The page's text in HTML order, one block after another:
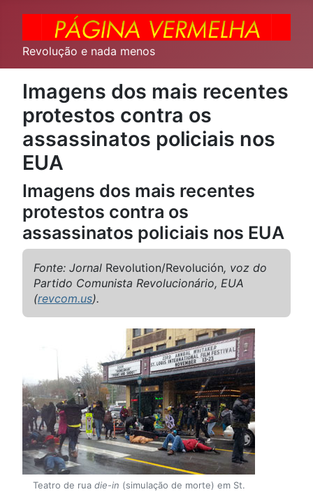
Revolução e nada menos
Imagens dos mais recentes
protestos contra os
assassinatos policiais nos
EUA
Imagens dos mais recentes
protestos contra os
assassinatos policiais nos EUA
Fonte: Jornal Revolution/Revolución, voz do
Partido Comunista Revolucionário, EUA
(revcom.us).
Teatro de rua die-in (simulação de morte) em St.